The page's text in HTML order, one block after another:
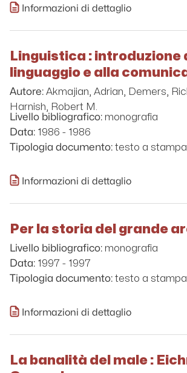
Informazioni di dettaglio
Linguistica : introduzione
linguaggio e alla
Autore: Akmajian, Adrian, Demers,
Harnish, Robert M.
Livello bibliografico: monografia
Data: 1986 - 1986
Tipologia documento: testo a stampa
Informazioni di dettaglio
Per la storia del grande
Livello bibliografico: monografia
Data: 1997 - 1997
Tipologia documento: testo a stampa
Informazioni di dettaglio
La banalità del male :